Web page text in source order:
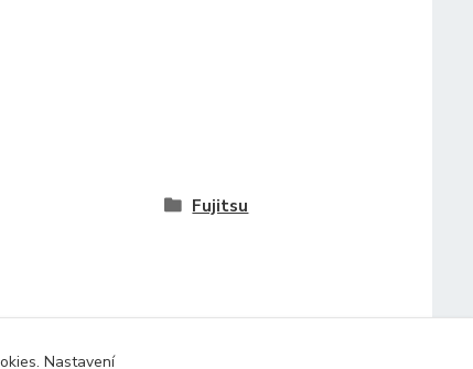
Fujitsu
Nastavení